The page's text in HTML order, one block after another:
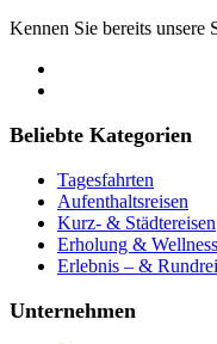
Kennen Sie bereits unsere
Beliebte Kategorien
Tagesfahrten
Aufenthaltsreisen
Kurz- & Städtereisen
Erholung & Wellness
Erlebnis – &
Unternehmen